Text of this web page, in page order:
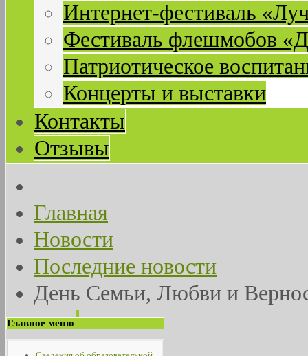
Интернет-фестиваль
Фестиваль флешмобов
Патриотическое
Концерты и выставки
Контакты
Отзывы
Главная
Новости
Последние новости
День Семьи, Любви и
Главное меню